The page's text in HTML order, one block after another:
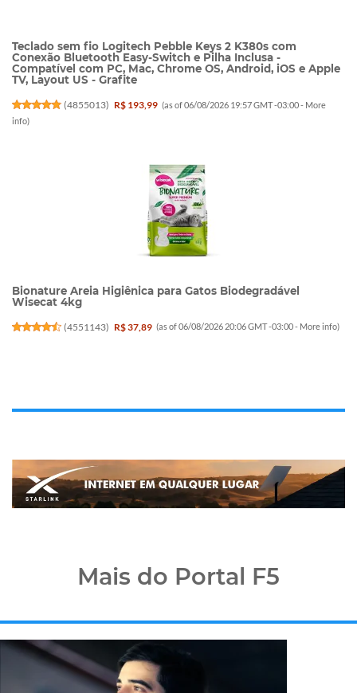
Teclado sem fio Logitech Pebble Keys 2 K380s com
Conexão Bluetooth Easy-Switch e Pilha Inclusa -
Compatível com PC, Mac, Chrome OS, Android, iOS e Apple
TV, Layout US - Grafite
(4855013) R$ 193,99 (as of 06/08/2026 19:57 GMT -03:00 - More
info)
Bionature Areia Higiênica para Gatos Biodegradável
Wisecat 4kg
(4551143) R$ 37,89 (as of 06/08/2026 20:06 GMT -03:00 - More info)
Mais do Portal F5